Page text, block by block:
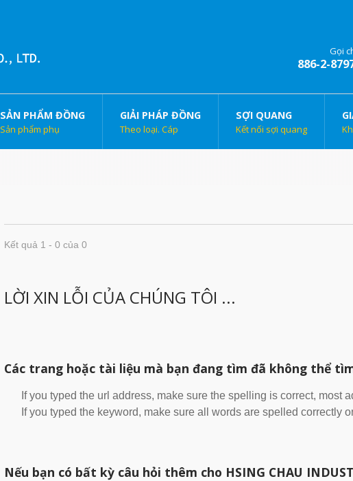
Gọi
886-2-
SẢN PHẨM ĐỒNG
Sản phẩm phụ
GIẢI PHÁP ĐỒNG
Theo loại. Cáp
SỢI QUANG
Kết nối sợi quang
Kết quả 1 - 0 của 0
LỜI XIN LỖI CỦA CHÚNG TÔI ...
Các trang hoặc tài liệu mà bạn đang tìm đã không thể
If you typed the url address, make sure the spelling is correct, most
If you typed the keyword, make sure all words are spelled correctly
Nếu bạn có bất kỳ câu hỏi thêm cho HSING CHAU